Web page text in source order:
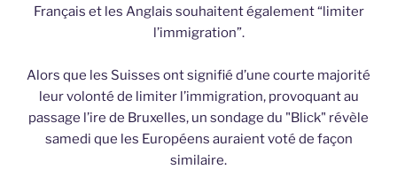
Français et les Anglais souhaitent également “limiter
l’immigration”.
Alors que les Suisses ont signifié d’une courte majorité
leur volonté de limiter l’immigration, provoquant au
passage l’ire de Bruxelles, un sondage du "Blick" révèle
samedi que les Européens auraient voté de façon
similaire.